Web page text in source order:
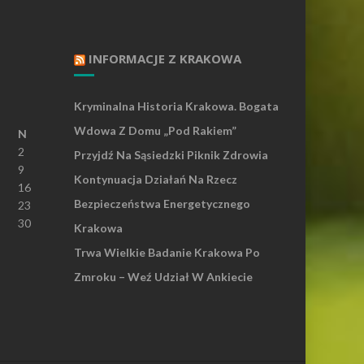
N
2
9
16
23
30
INFORMACJE Z KRAKOWA
Kryminalna Historia Krakowa. Bogata
Wdowa Z Domu „Pod Rakiem”
Przyjdź Na Sąsiedzki Piknik Zdrowia
Kontynuacja Działań Na Rzecz
Bezpieczeństwa Energetycznego
Krakowa
Trwa Wielkie Badanie Krakowa Po
Zmroku – Weź Udział W Ankiecie